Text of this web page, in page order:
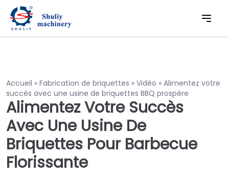
Accueil » Fabrication de briquettes » Vidéo » Alimentez votre
succès avec une usine de briquettes BBQ prospère
Alimentez Votre Succès
Avec Une Usine De
Briquettes Pour Barbecue
Florissante